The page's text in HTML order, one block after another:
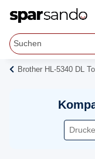
Brother HL-5340 DL